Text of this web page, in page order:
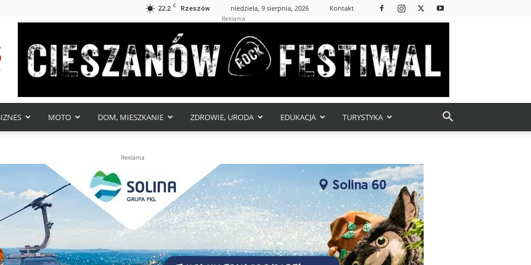
22.2 C Rzeszów niedziela, 9 sierpnia, 2026 Kontakt
Reklama
MOTO DOM, MIESZKANIE ZDROWIE, URODA EDUKACJA TURYSTYKA
Reklama